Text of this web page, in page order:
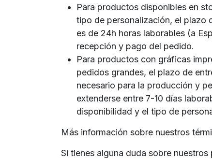
Para productos disponibles en
tipo de personalización, el plazo
es de 24h horas laborables (a
recepción y pago del pedido.
Para productos con gráficas
pedidos grandes, el plazo de
necesario para la producción y
extenderse entre 7-10 días
disponibilidad y el tipo de
Más información sobre nuestros
Si tienes alguna duda sobre